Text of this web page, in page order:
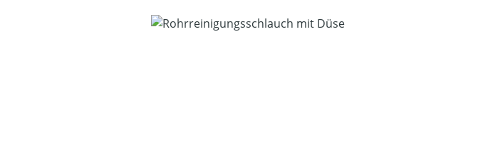
Bildergalerie überspringen